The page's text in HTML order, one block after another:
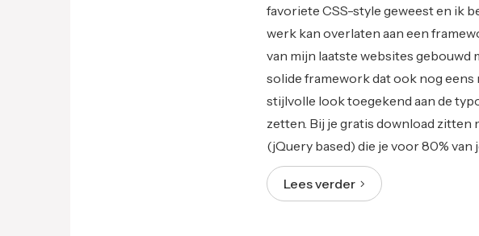
favoriete CSS-style geweest en ik
werk kan overlaten aan een
van mijn laatste websites gebouwd
solide framework dat ook nog eens
stijlvolle look toegekend aan de
zetten. Bij je gratis download
(jQuery based) die je voor 80% van
Lees verder